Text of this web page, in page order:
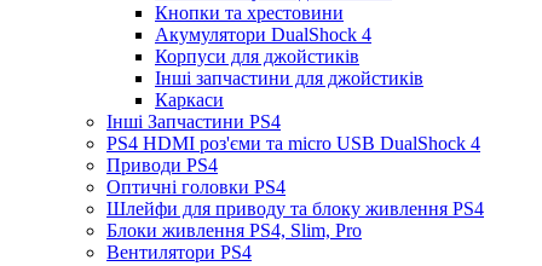
Кнопки та хрестовини
Акумулятори DualShock 4
Корпуси для джойстиків
Інші запчастини для джойстиків
Каркаси
Інші Запчастини PS4
PS4 HDMI роз'єми та micro USB DualShock 4
Приводи PS4
Оптичні головки PS4
Шлейфи для приводу та блоку живлення PS4
Блоки живлення PS4, Slim, Pro
Вентилятори PS4